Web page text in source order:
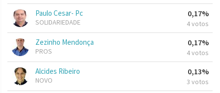
Paulo Cesar- Pc
SOLIDARIEDADE
0,17%
4 votos
Zezinho Mendonça
PROS
0,17%
4 votos
Alcides Ribeiro
NOVO
0,13%
3 votos